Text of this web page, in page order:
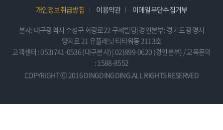
개인정보취급방침
이용약관 이메일무단수집거부
본사: 대구광역시 수성구 화랑로22 구세빌딩| 경인본부: 경기도 광명시
양지로 21 유플래닛 티타워동 2113호
고객센터 : 053)741-0536 (대구본사) | 02)899-0620 (경인본부) / 교육문의
: 1588-8552
COPYRIGHT Ⓒ 2016 DINGDINGDING.ALL RIGHTS RESERVED